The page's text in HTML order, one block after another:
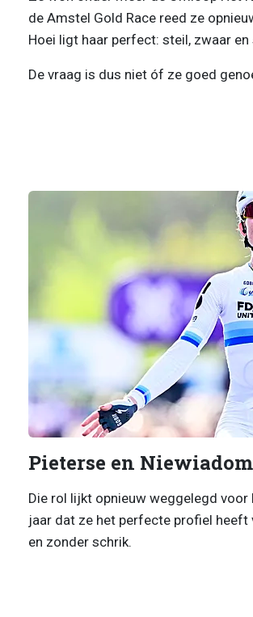
de Amstel Gold Race reed ze
Hoei ligt haar perfect: steil, zwaar
De vraag is dus niet óf ze goed
Pieterse en
Die rol lijkt opnieuw weggelegd
jaar dat ze het perfecte profiel
en zonder schrik.